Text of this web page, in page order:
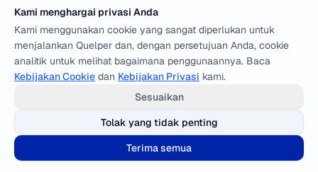
Kami menghargai privasi Anda
Kami menggunakan cookie yang sangat diperlukan untuk
menjalankan Quelper dan, dengan persetujuan Anda, cookie
analitik untuk melihat bagaimana penggunaannya. Baca
Kebijakan Cookie dan Kebijakan Privasi kami.
Sesuaikan
Tolak yang tidak penting
Terima semua